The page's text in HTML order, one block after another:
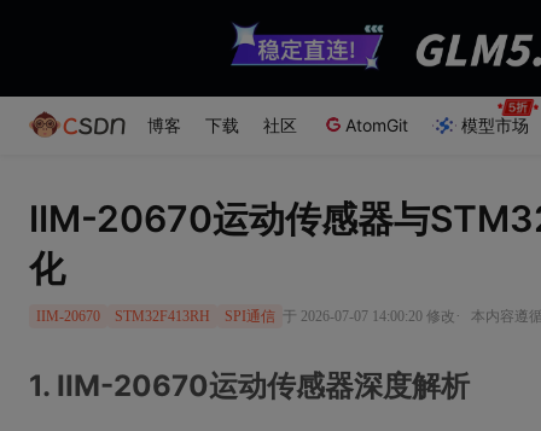
博客 下载 社区 AtomGit 模型市场
IIM-20670运动传感器与
化
IIM-20670 STM32F413RH SPI通信 于 2026-07-07 14:00:20 修改 · 本内容遵
1. IIM-20670运动传感器深度解析